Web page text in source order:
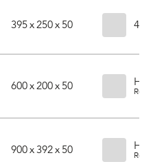
395 x 250 x 50 4
600 x 200 x 50
900 x 392 x 50